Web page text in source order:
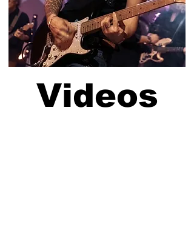
Videos